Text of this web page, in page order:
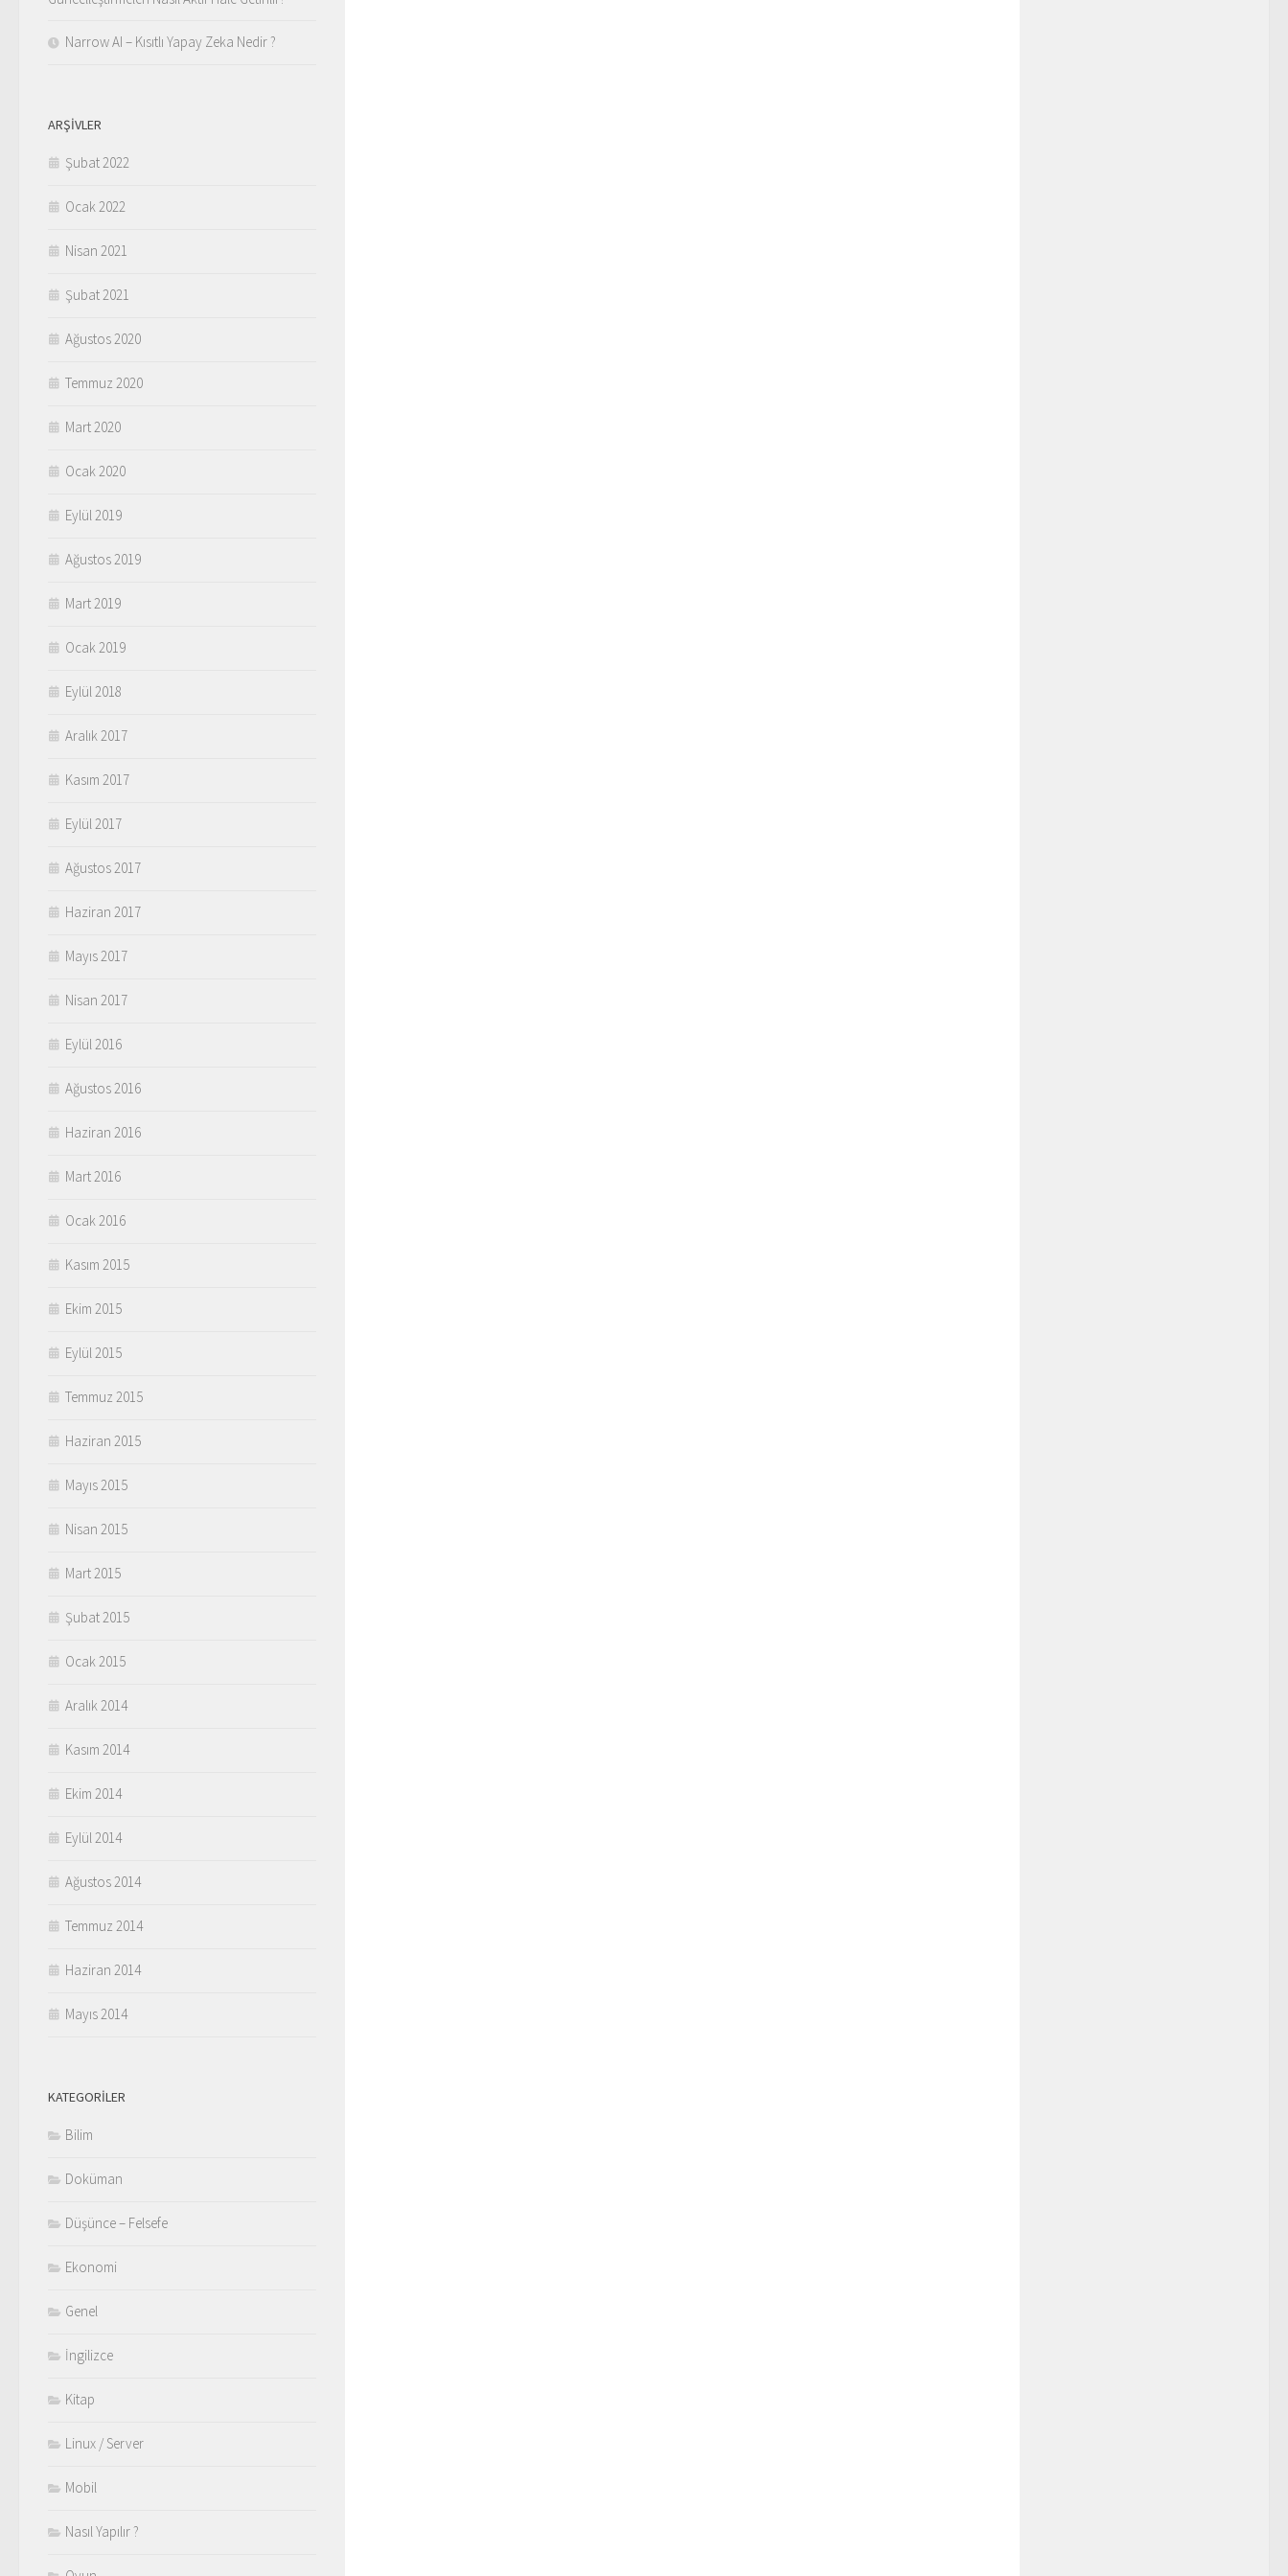
Narrow AI – Kısıtlı Yapay Zeka Nedir ?
ARŞIVLER
Şubat 2022
Ocak 2022
Nisan 2021
Şubat 2021
Ağustos 2020
Temmuz 2020
Mart 2020
Ocak 2020
Eylül 2019
Ağustos 2019
Mart 2019
Ocak 2019
Eylül 2018
Aralık 2017
Kasım 2017
Eylül 2017
Ağustos 2017
Haziran 2017
Mayıs 2017
Nisan 2017
Eylül 2016
Ağustos 2016
Haziran 2016
Mart 2016
Ocak 2016
Kasım 2015
Ekim 2015
Eylül 2015
Temmuz 2015
Haziran 2015
Mayıs 2015
Nisan 2015
Mart 2015
Şubat 2015
Ocak 2015
Aralık 2014
Kasım 2014
Ekim 2014
Eylül 2014
Ağustos 2014
Temmuz 2014
Haziran 2014
Mayıs 2014
KATEGORILER
Bilim
Doküman
Düşünce – Felsefe
Ekonomi
Genel
İngilizce
Kitap
Linux / Server
Mobil
Nasıl Yapılır ?